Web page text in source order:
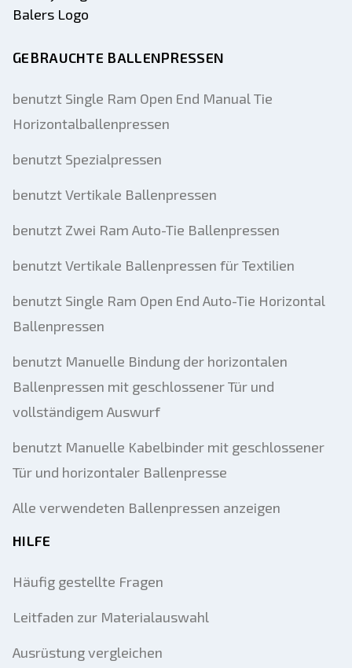
GEBRAUCHTE BALLENPRESSEN
benutzt Single Ram Open End Manual Tie
Horizontalballenpressen
benutzt Spezialpressen
benutzt Vertikale Ballenpressen
benutzt Zwei Ram Auto-Tie Ballenpressen
benutzt Vertikale Ballenpressen für Textilien
benutzt Single Ram Open End Auto-Tie Horizontal
Ballenpressen
benutzt Manuelle Bindung der horizontalen
Ballenpressen mit geschlossener Tür und
vollständigem Auswurf
benutzt Manuelle Kabelbinder mit geschlossener
Tür und horizontaler Ballenpresse
Alle verwendeten Ballenpressen anzeigen
HILFE
Häufig gestellte Fragen
Leitfaden zur Materialauswahl
Ausrüstung vergleichen